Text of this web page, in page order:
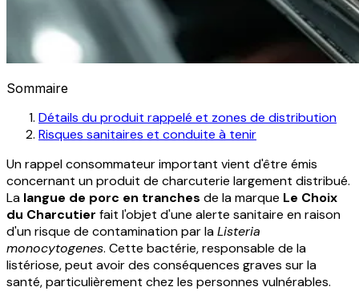
Sommaire
Détails du produit rappelé et zones de distribution
Risques sanitaires et conduite à tenir
Un rappel consommateur important vient d'être émis
concernant un produit de charcuterie largement distribué.
La langue de porc en tranches de la marque Le Choix
du Charcutier fait l'objet d'une alerte sanitaire en raison
d'un risque de contamination par laListeria
monocytogenes. Cette bactérie, responsable de la
listériose, peut avoir des conséquences graves sur la
santé, particulièrement chez les personnes vulnérables.